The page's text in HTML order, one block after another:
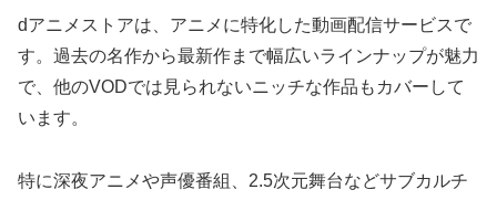
dアニメストアは、アニメに特化した動画配信サービスで
す。過去の名作から最新作まで幅広いラインナップが魅力
で、他のVODでは見られないニッチな作品もカバーして
います。
特に深夜アニメや声優番組、2.5次元舞台などサブカルチ